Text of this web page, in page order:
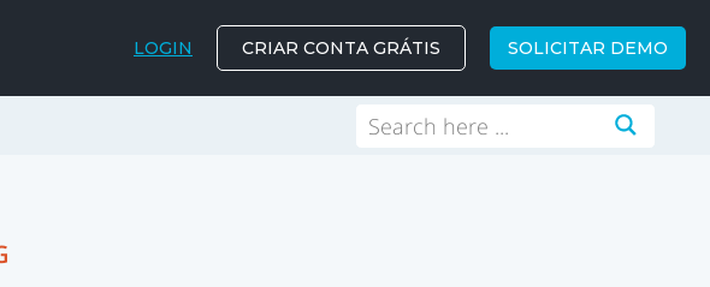
SOLICITAR DEMO
CRIAR CONTA GRÁTIS
LOGIN